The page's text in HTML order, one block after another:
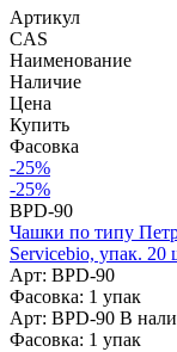
Артикул
CAS
Наименование
Наличие
Цена
Купить
Фасовка
-25%
-25%
BPD-90
Чашки по типу
Servicebio, упак. 20
Арт: BPD-90
Фасовка: 1 упак
Арт: BPD-90 В
Фасовка: 1 упак